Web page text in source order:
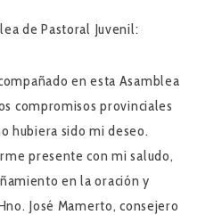
de Pastoral Juvenil:
en esta Asamblea
compromisos provinciales
hubiera sido mi deseo.
presente con mi saludo,
en la oración y
José Mamerto, consejero